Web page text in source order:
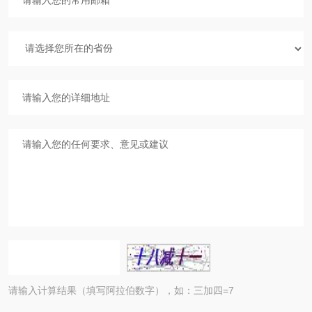
请输入计算结果（填写阿拉伯数字），如：三加四=7